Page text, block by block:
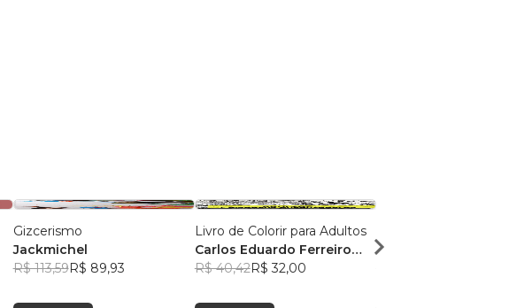
Gizcerismo
Jackmichel
R$ 113,59R$ 89,93
Livro de Colorir para Adultos
Carlos Eduardo Ferreiro
Corrêa
R$ 40,42R$ 32,00
Larissa Cavalcanti